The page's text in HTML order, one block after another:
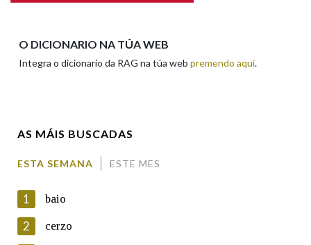
LIMPAR
O DICIONARIO NA TÚA WEB
Integra o dicionario da RAG na túa web premendo aquí.
AS MÁIS BUSCADAS
ESTA SEMANA ESTE MES
1 baio
2 cerzo